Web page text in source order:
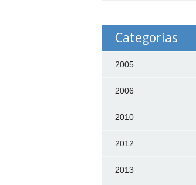
Categorías
2005
2006
2010
2012
2013